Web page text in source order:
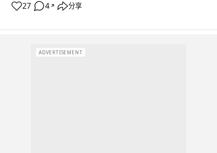
27 4 ↗ 分享
ADVERTISEMENT